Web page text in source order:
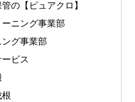
の【ピュアクロ】
ニング事業部
グ事業部
ビス